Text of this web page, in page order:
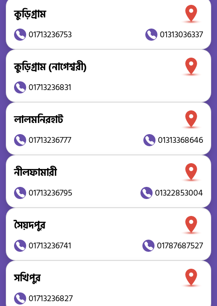
কুড়িগ্রাম
01713236753 01313036337
কুড়িগ্রাম (নাগেশ্বরী)
01713236831
লালমনিরহাট
01713236777 01313368646
নীলফামারী
01713236795 01322853004
সৈয়দপুর
01713236741 01787687527
সখিপুর
01713236827